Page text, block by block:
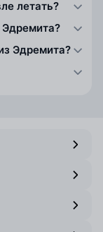
летать?
Эдремита?
Эдремита?